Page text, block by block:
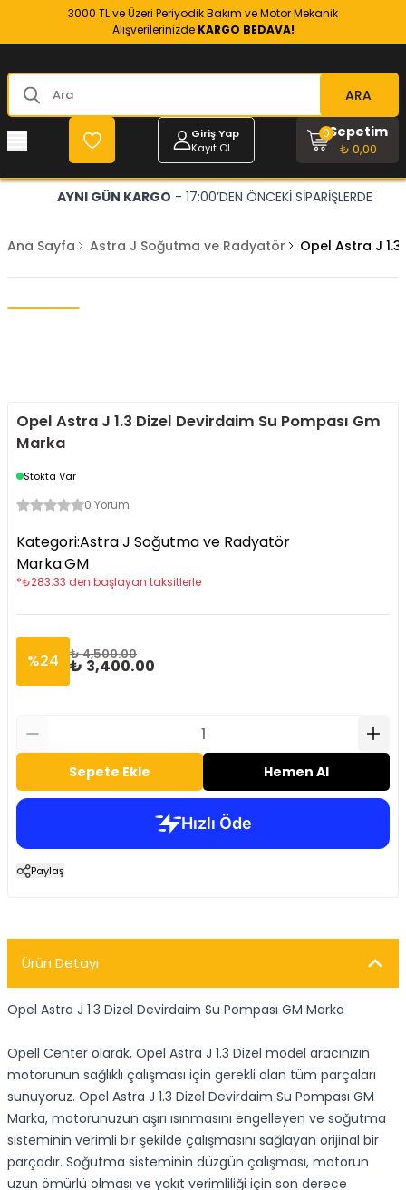
3000 TL ve Üzeri Periyodik Bakım ve Motor Mekanik
Alışverilerinizde KARGO BEDAVA!
ARA
Giriş Yap
Kayıt Ol
Sepetim
₺ 0,00
0
AYNI GÜN KARGO - 17:00’DEN ÖNCEKİ SİPARİŞLERDE
Ana Sayfa Astra J Soğutma ve Radyatör Opel Astra J
Opel Astra J 1.3 Dizel Devirdaim Su Pompası Gm
Marka
Stokta Var
0 Yorum
Kategori:Astra J Soğutma ve Radyatör
Marka:GM
*₺283.33 den başlayan taksitlerle
%24 ₺ 4,500.00
₺ 3,400.00
Sepete Ekle Hemen Al
Paylaş
Ürün Detayı
Opel Astra J 1.3 Dizel Devirdaim Su Pompası GM Marka
Opell Center olarak, Opel Astra J 1.3 Dizel model aracınızın
motorunun sağlıklı çalışması için gerekli olan tüm parçaları
sunuyoruz. Opel Astra J 1.3 Dizel Devirdaim Su Pompası GM
Marka, motorunuzun aşırı ısınmasını engelleyen ve soğutma
sisteminin verimli bir şekilde çalışmasını sağlayan orijinal bir
parçadır. Soğutma sisteminin düzgün çalışması, motorun
uzun ömürlü olması ve yakıt verimliliği için son derece